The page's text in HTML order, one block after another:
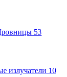
53
излучатели 10